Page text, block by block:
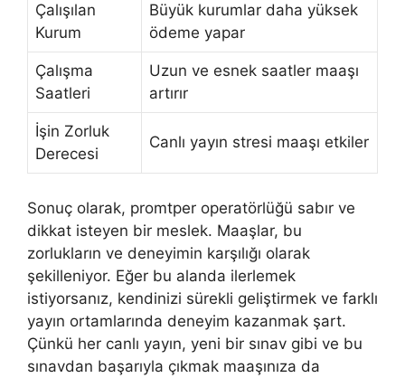
Çalışılan
Kurum
Büyük kurumlar daha yüksek
ödeme yapar
Çalışma
Saatleri
Uzun ve esnek saatler maaşı
artırır
İşin Zorluk
Derecesi
Canlı yayın stresi maaşı etkiler
Sonuç olarak, promtper operatörlüğü sabır ve
dikkat isteyen bir meslek. Maaşlar, bu
zorlukların ve deneyimin karşılığı olarak
şekilleniyor. Eğer bu alanda ilerlemek
istiyorsanız, kendinizi sürekli geliştirmek ve farklı
yayın ortamlarında deneyim kazanmak şart.
Çünkü her canlı yayın, yeni bir sınav gibi ve bu
sınavdan başarıyla çıkmak maaşınıza da